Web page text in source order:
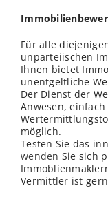
Für alle
unparteiischen
Ihnen bietet
unentgeltliche
Der Dienst der
Anwesen,
möglich.
Testen Sie das
wenden Sie sich
Vermittler ist